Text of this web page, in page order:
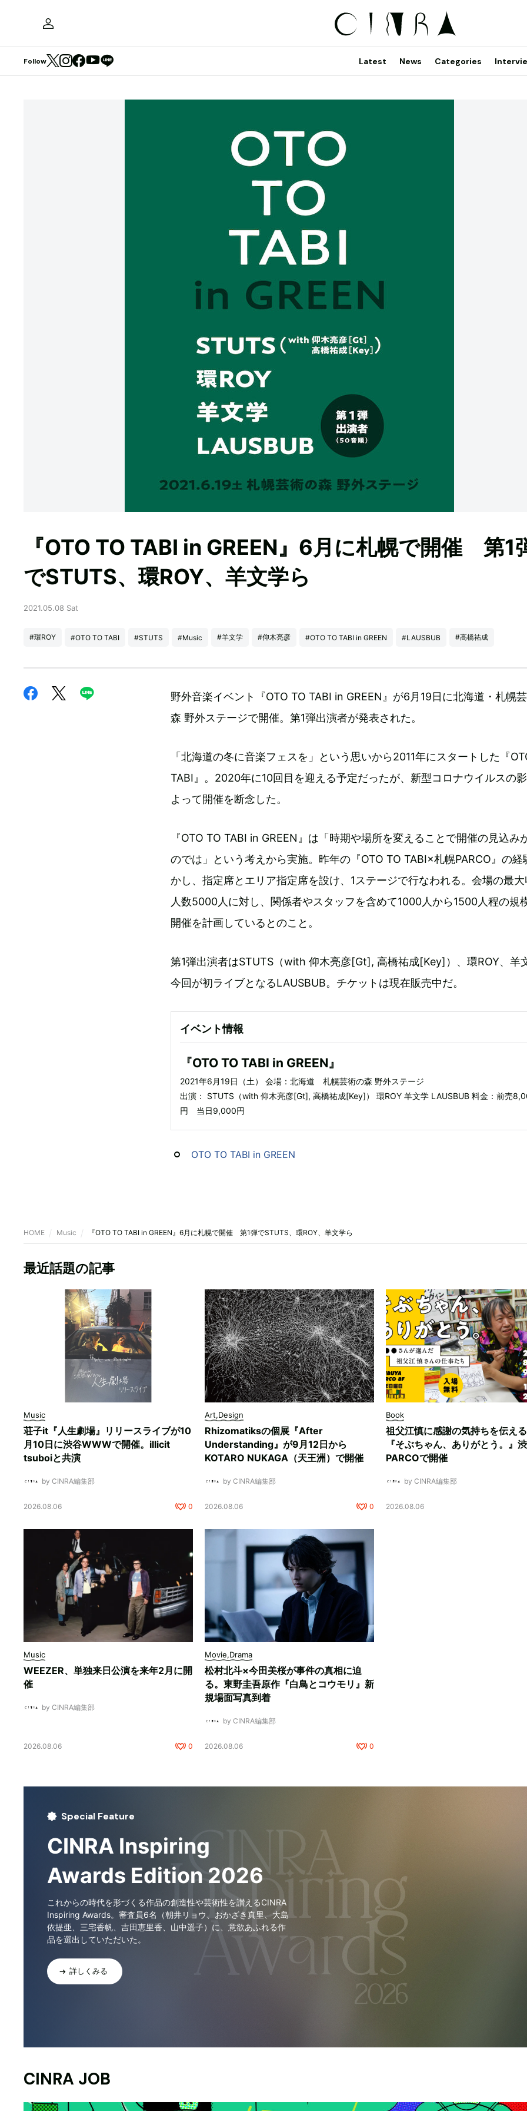
Follow Latest News Categories
『OTO TO TABI in GREEN』6月に札幌で開催 第1
でSTUTS、環ROY、羊文学ら
2021.05.08 Sat
#環ROY #OTO TO TABI #STUTS #Music #羊文学 #仰木亮彦 #OTO TO TABI in GREEN #LAUSBUB #高橋祐成
野外音楽イベント『OTO TO TABI in GREEN』が6月19日に北海道・札幌
森 野外ステージで開催。第1弾出演者が発表された。
「北海道の冬に音楽フェスを」という思いから2011年にスタートした『
TABI』。2020年に10回目を迎える予定だったが、新型コロナウイルスの
よって開催を断念した。
『OTO TO TABI in GREEN』は「時期や場所を変えることで開催の見込み
のでは」という考えから実施。昨年の『OTO TO TABI×札幌PARCO』の経
かし、指定席とエリア指定席を設け、1ステージで行なわれる。会場の最
人数5000人に対し、関係者やスタッフを含めて1000人から1500人程の規
開催を計画しているとのこと。
第1弾出演者はSTUTS（with 仰木亮彦[Gt], 高橋祐成[Key]）、環ROY、羊
今回が初ライブとなるLAUSBUB。チケットは現在販売中だ。
イベント情報
『OTO TO TABI in GREEN』
2021年6月19日（土） 会場：北海道 札幌芸術の森 野外ステージ
出演： STUTS（with 仰木亮彦[Gt], 高橋祐成[Key]） 環ROY 羊文学 LAUSBUB 料金：前売
円 当日9,000円
OTO TO TABI in GREEN
HOME Music 『OTO TO TABI in GREEN』6月に札幌で開催 第1弾でSTUTS、環ROY、羊文学ら
最近話題の記事
Music
荘子it『人生劇場』リリースライブが10
月10日に渋谷WWWで開催。illicit
tsuboiと共演
by CINRA編集部
2026.08.06 0
Art,Design
Rhizomatiksの個展『After
Understanding』が9月12日から
KOTARO NUKAGA（天王洲）で開催
by CINRA編集部
2026.08.06 0
Book
祖父江慎に感謝の気持ちを伝え
『そぶちゃん、ありがとう。』
PARCOで開催
by CINRA編集部
2026.08.06
Music
WEEZER、単独来日公演を来年2月に開
催
by CINRA編集部
2026.08.06 0
Movie,Drama
松村北斗×今田美桜が事件の真相に迫
る。東野圭吾原作『白鳥とコウモリ』新
規場面写真到着
by CINRA編集部
2026.08.06 0
Special Feature
CINRA Inspiring
Awards Edition 2026
これからの時代を形づくる作品の創造性や芸術性を讃えるCINRA
Inspiring Awards。審査員6名（朝井リョウ、おかざき真里、大島
依提亜、三宅香帆、吉田恵里香、山中遥子）に、意欲あふれる作
品を選出していただいた。
詳しくみる
CINRA JOB